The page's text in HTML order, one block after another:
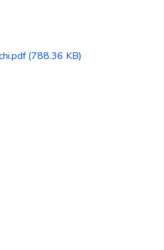
(788.36 KB)